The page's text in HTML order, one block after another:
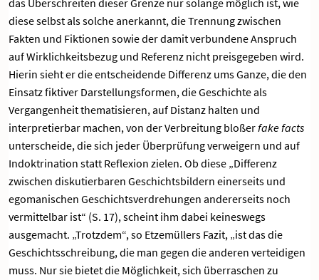
das Überschreiten dieser Grenze nur solange möglich ist, wie
diese selbst als solche anerkannt, die Trennung zwischen
Fakten und Fiktionen sowie der damit verbundene Anspruch
auf Wirklichkeitsbezug und Referenz nicht preisgegeben wird.
Hierin sieht er die entscheidende Differenz ums Ganze, die den
Einsatz fiktiver Darstellungsformen, die Geschichte als
Vergangenheit thematisieren, auf Distanz halten und
interpretierbar machen, von der Verbreitung bloßerfake facts
unterscheide, die sich jeder Überprüfung verweigern und auf
Indoktrination statt Reflexion zielen. Ob diese „Differenz
zwischen diskutierbaren Geschichtsbildern einerseits und
egomanischen Geschichtsverdrehungen andererseits noch
vermittelbar ist“ (S. 17), scheint ihm dabei keineswegs
ausgemacht. „Trotzdem“, so Etzemüllers Fazit, „ist das die
Geschichtsschreibung, die man gegen die anderen verteidigen
muss. Nur sie bietet die Möglichkeit, sich überraschen zu